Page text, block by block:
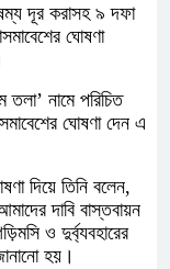
দূর করাসহ ৯ দফা
ঘোষণা
নামে পরিচিত
ঘোষণা দেন এ
দিয়ে তিনি বলেন,
দাবি বাস্তবায়ন
ও দুর্ব্যবহারের
হয়।